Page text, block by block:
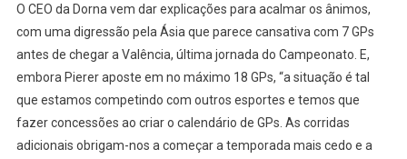
O CEO da Dorna vem dar explicações para acalmar os ânimos,
com uma digressão pela Ásia que parece cansativa com 7 GPs
antes de chegar a Valência, última jornada do Campeonato. E,
embora Pierer aposte em no máximo 18 GPs, “a situação é tal
que estamos competindo com outros esportes e temos que
fazer concessões ao criar o calendário de GPs. As corridas
adicionais obrigam-nos a começar a temporada mais cedo e a